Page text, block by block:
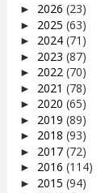
► 2026 (23)
► 2025 (63)
► 2024 (71)
► 2023 (87)
► 2022 (70)
► 2021 (78)
► 2020 (65)
► 2019 (89)
► 2018 (93)
► 2017 (72)
► 2016 (114)
► 2015 (94)